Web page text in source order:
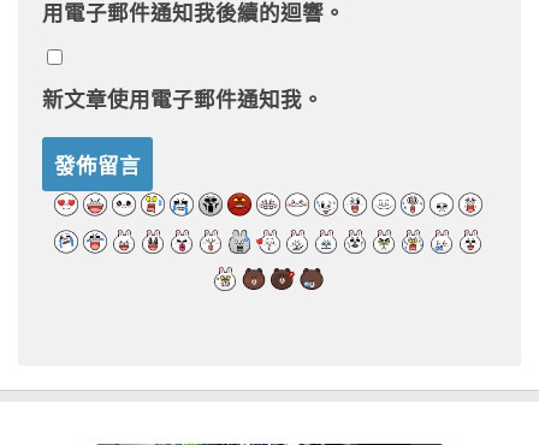
用電子郵件通知我後續的迴響。
新文章使用電子郵件通知我。